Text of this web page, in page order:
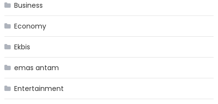
Business
Economy
Ekbis
emas antam
Entertainment